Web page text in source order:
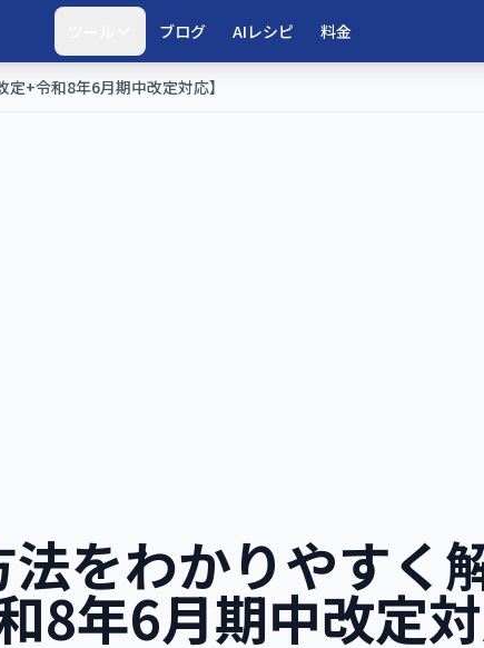
ブログ AIレシピ 料金
+令和8年6月期中改定対応】
をわかりやすく
8年6月期中改定対